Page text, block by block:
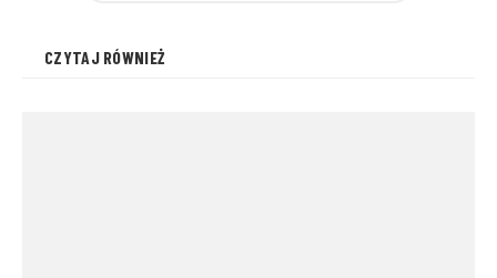
CZYTAJ RÓWNIEŻ